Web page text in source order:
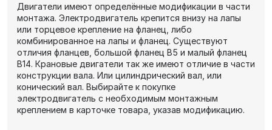
Двигатели имеют определённые модификации в части
монтажа. Электродвигатель крепится внизу на лапы
или торцевое крепление на фланец, либо
комбинированное на лапы и фланец. Существуют
отличия фланцев, большой фланец В5 и малый фланец
В14. Крановые двигатели так же имеют отличие в части
конструкции вала. Или цилиндрический вал, или
конический вал. Выбирайте к покупке
электродвигатель с необходимым монтажным
креплением в карточке товара, указав модификацию.